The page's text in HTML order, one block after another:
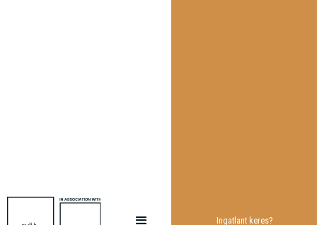
Ingatlant keres?